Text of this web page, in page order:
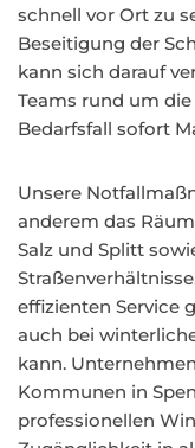
schnell vor Ort zu
Beseitigung der
kann sich darauf
Teams rund um
Bedarfsfall sofort
Unsere
anderem das
Salz und Splitt
effizienten Service
auch bei
kann.
Kommunen in
professionellen